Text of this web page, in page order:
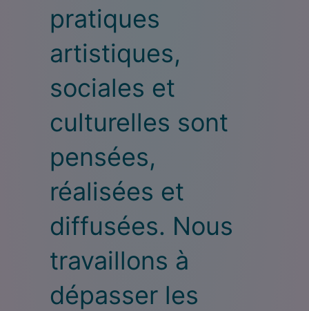
pratiques
artistiques,
sociales et
culturelles sont
pensées,
réalisées et
diffusées. Nous
travaillons à
dépasser les